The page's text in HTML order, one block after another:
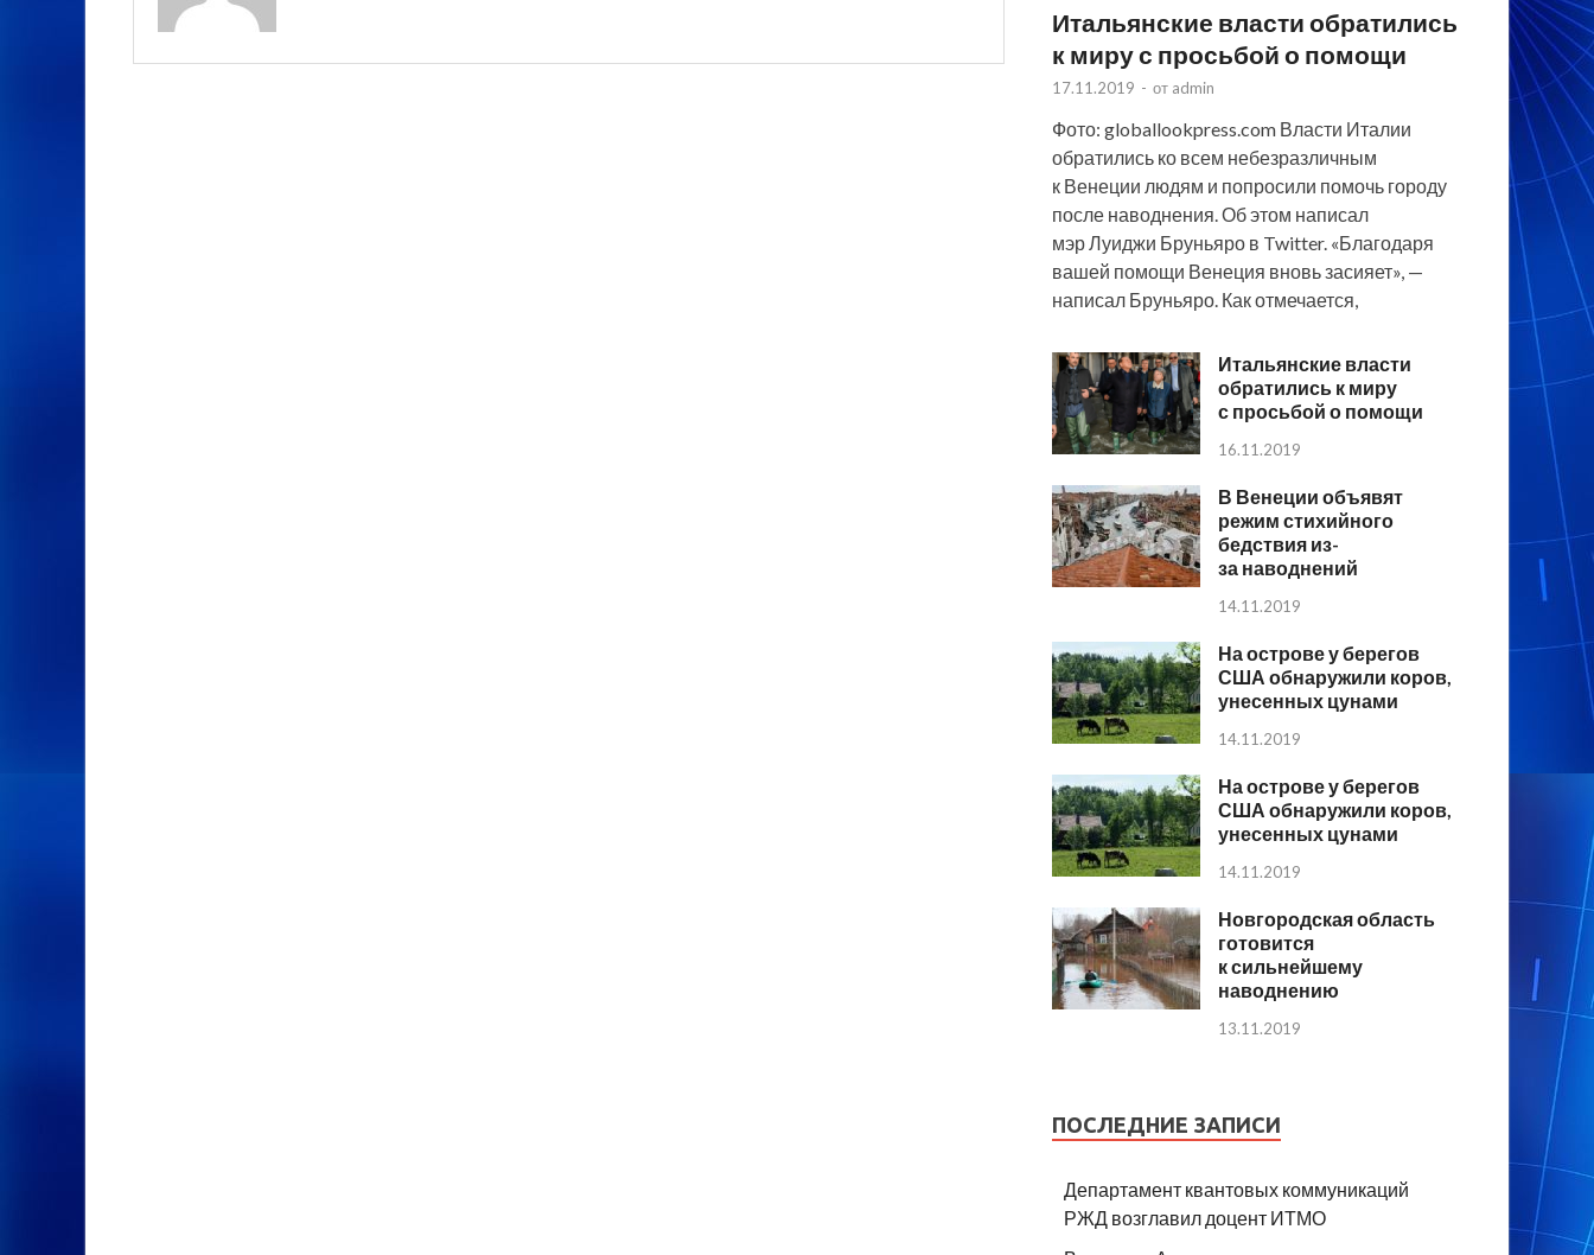
Итальянские власти обратились
к миру с просьбой о помощи
17.11.2019 - от admin
Фото: globallookpress.com Власти Италии
обратились ко всем небезразличным
к Венеции людям и попросили помочь городу
после наводнения. Об этом написал
мэр Луиджи Бруньяро в Twitter. «Благодаря
вашей помощи Венеция вновь засияет», —
написал Бруньяро. Как отмечается,
Итальянские власти
обратились к миру
с просьбой о помощи
16.11.2019
В Венеции объявят
режим стихийного
бедствия из-
за наводнений
14.11.2019
На острове у берегов
США обнаружили коров,
унесенных цунами
14.11.2019
На острове у берегов
США обнаружили коров,
унесенных цунами
14.11.2019
Новгородская область
готовится
к сильнейшему
наводнению
13.11.2019
ПОСЛЕДНИЕ ЗАПИСИ
Департамент квантовых коммуникаций
РЖД возглавил доцент ИТМО